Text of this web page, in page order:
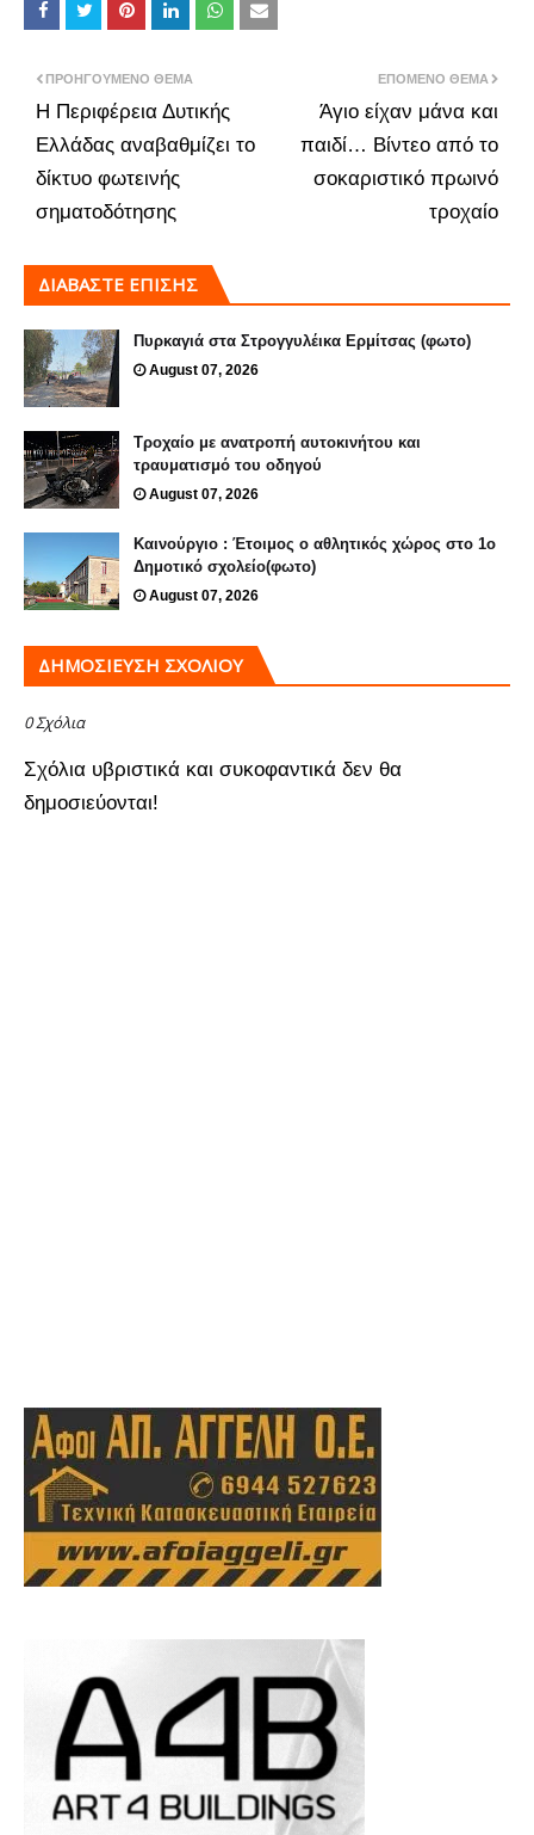
ΕΠΌΜΕΝΟ ΘΈΜΑ
Άγιο είχαν μάνα και
παιδί… Βίντεο από το
σοκαριστικό πρωινό
τροχαίο
ΠΡΟΗΓΟΎΜΕΝΟ ΘΈΜΑ
Η Περιφέρεια Δυτικής
Ελλάδας αναβαθμίζει το
δίκτυο φωτεινής
σηματοδότησης
ΔΙΑΒΑΣΤΕ ΕΠΙΣΗΣ
Πυρκαγιά στα Στρογγυλέικα Ερμίτσας (φωτο)
August 07, 2026
Τροχαίο με ανατροπή αυτοκινήτου και
τραυματισμό του οδηγού
August 07, 2026
Καινούργιο : Έτοιμος ο αθλητικός χώρος στο 1ο
Δημοτικό σχολείο(φωτο)
August 07, 2026
ΔΗΜΟΣΊΕΥΣΗ ΣΧΟΛΊΟΥ
0 Σχόλια
Σχόλια υβριστικά και συκοφαντικά δεν θα
δημοσιεύονται!